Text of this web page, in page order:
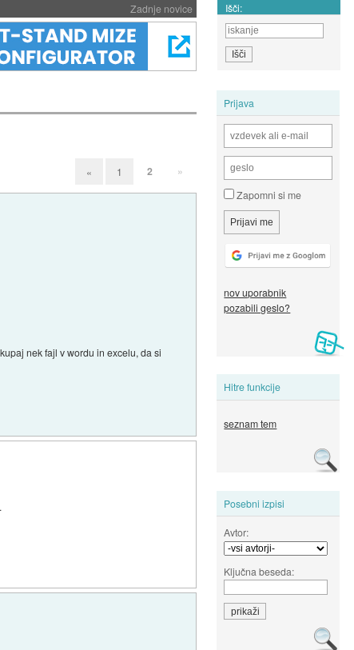
Zadnje novice Išči:
Prijava
Zapomni si me
nov uporabnik
pozabili geslo?
Hitre funkcije
seznam tem
Posebni izpisi
Avtor:
Ključna beseda:
« 1 2 »
nek fajl v wordu in excelu, da si